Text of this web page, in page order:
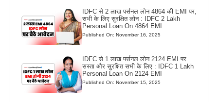
IDFC से 2 लाख पर्सनल लोन 4864 की EMI पर,
सभी के लिए सुरक्षित लोन : IDFC 2 Lakh
Personal Loan On 4864 EMI
Published On: November 16, 2025
IDFC से 1 लाख पर्सनल लोन 2124 EMI पर
सस्ता और सुरक्षित सभी के लिए : IDFC 1 Lakh
Personal Loan On 2124 EMI
Published On: November 15, 2025